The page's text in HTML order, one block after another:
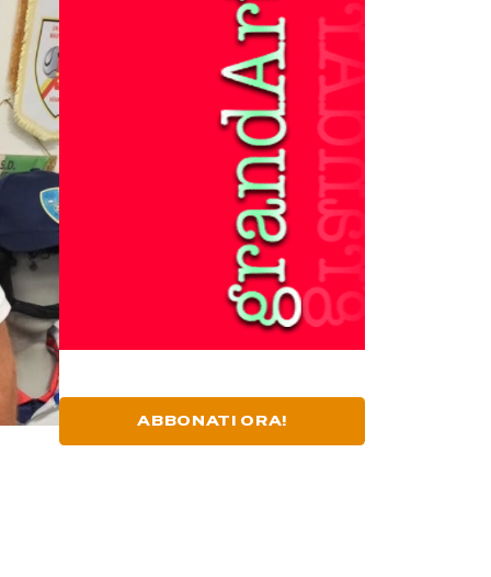
ABBONATI ORA!